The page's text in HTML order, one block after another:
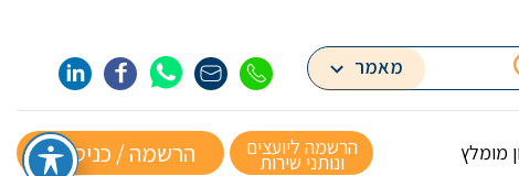
מאמר
מומלץ הרשמה / כניסה » הרשמה ליועצים
ונותני שירות